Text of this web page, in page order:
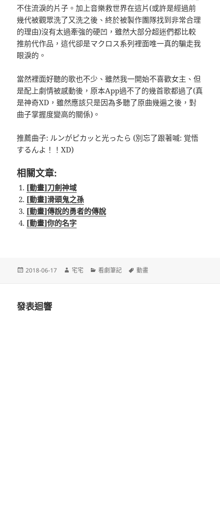
不住流淚的片子。加上音樂救世界在這片(或許是經過前
幾代被觀眾洗了又洗之後、終於被製作團隊找到非常合理
的理由)沒有太過牽強的硬凹，雖然大部分超迷們都比較
推前代作品，這代卻是マクロス系列裡面唯一真的騙走我
眼淚的。
當然裡面好聽的歌也不少、雖然我一開始不喜歡女主、但
是配上劇情被感動後，原本App過不了的幾首歌都過了(真
是神奇XD，雖然應該只是因為多聽了原曲幾遍之後，對
曲子掌握度變高的關係)。
推薦曲子: ルンがピカッと光ったら (別忘了跟著喊: 覚悟
するんよ！！XD)
相關文章:
[動畫]刀劍神域
[動畫]滑頭鬼之孫
[動畫]傳說的勇者的傳說
[動畫]你的名字
發
2018-06-17
作
宅宅
分
看劇筆記
標
動畫
發表迴響